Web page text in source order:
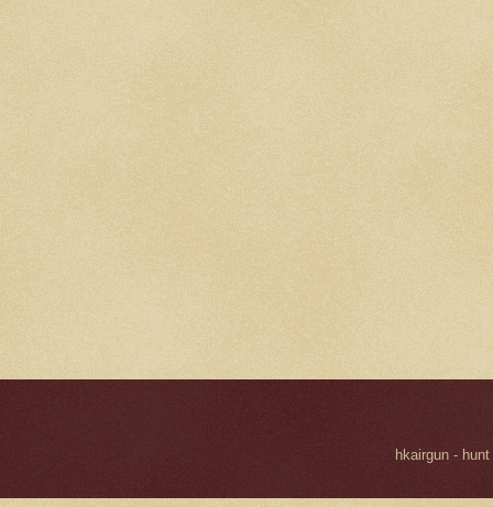
hkairgun -